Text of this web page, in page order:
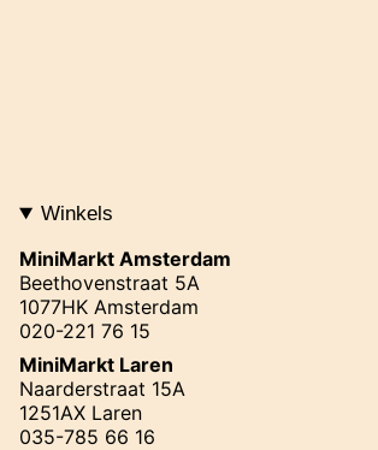
Winkels
MiniMarkt Amsterdam
Beethovenstraat 5A
1077HK Amsterdam
020-221 76 15
MiniMarkt Laren
Naarderstraat 15A
1251AX Laren
035-785 66 16